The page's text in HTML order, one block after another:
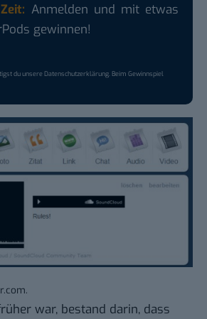
Anmelden und mit etwas
gewinnen!
du unsereDatenschutzerklärung. Beim Gewinnspiel
war, bestand darin, dass